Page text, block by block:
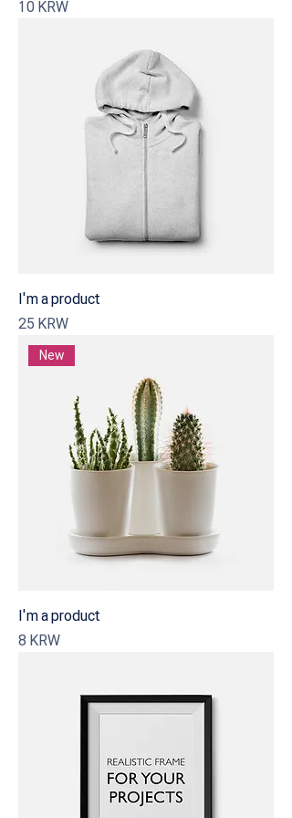
Precio
10 KRW
I'm a product
Precio
25 KRW
New
I'm a product
Precio
8 KRW